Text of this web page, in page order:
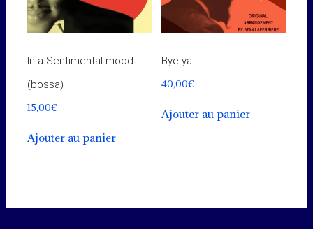
In a Sentimental mood
(bossa)
15,00€
Ajouter au panier
Bye-ya
40,00€
Ajouter au panier